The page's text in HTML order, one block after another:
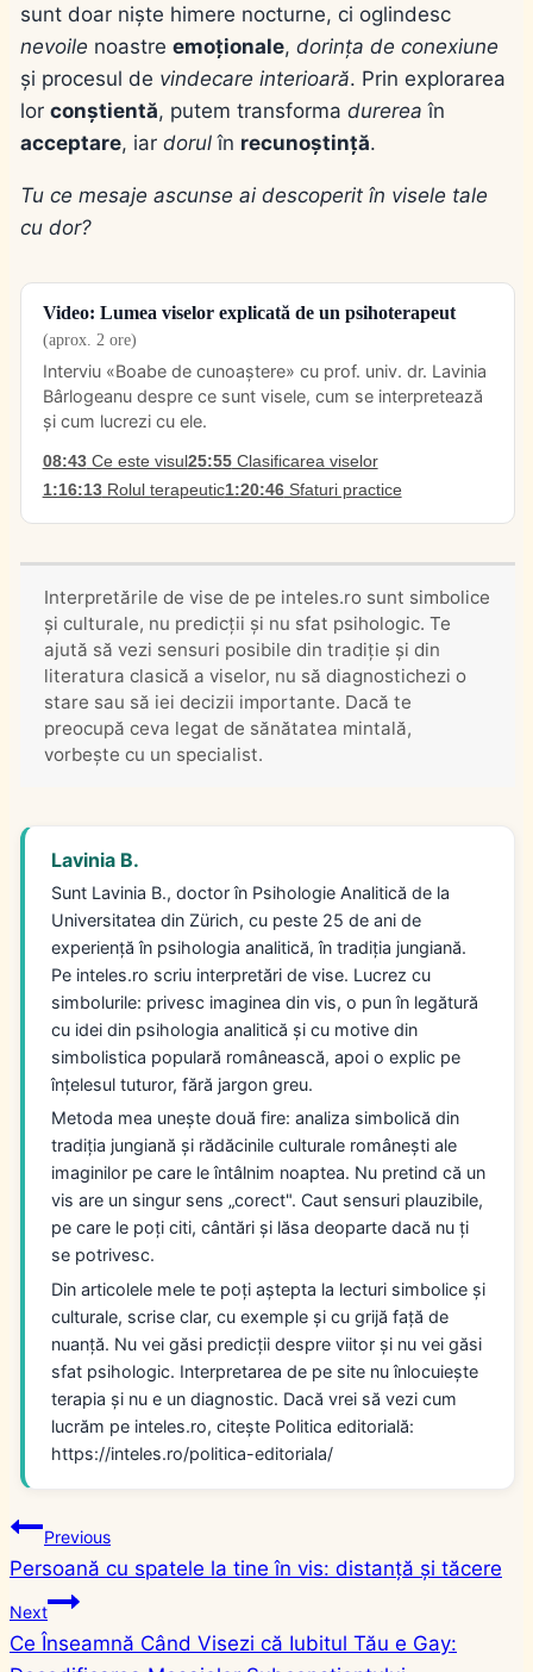
sunt doar niște himere nocturne, ci oglindesc
nevoile noastre emoționale, dorința de conexiune
și procesul de vindecare interioară. Prin explorarea
lor conștientă, putem transforma durerea în
acceptare, iar dorul în recunoștință.
Tu ce mesaje ascunse ai descoperit în visele tale
cu dor?
Video: Lumea viselor explicată de un psihoterapeut
(aprox. 2 ore)
Interviu «Boabe de cunoaștere» cu prof. univ. dr. Lavinia
Bârlogeanu despre ce sunt visele, cum se interpretează
și cum lucrezi cu ele.
08:43Ce este visul25:55Clasificarea viselor
1:16:13Rolul terapeutic1:20:46Sfaturi practice
Interpretările de vise de pe inteles.ro sunt simbolice
și culturale, nu predicții și nu sfat psihologic. Te
ajută să vezi sensuri posibile din tradiție și din
literatura clasică a viselor, nu să diagnostichezi o
stare sau să iei decizii importante. Dacă te
preocupă ceva legat de sănătatea mintală,
vorbește cu un specialist.
Lavinia B.
Sunt Lavinia B., doctor în Psihologie Analitică de la
Universitatea din Zürich, cu peste 25 de ani de
experiență în psihologia analitică, în tradiția jungiană.
Pe inteles.ro scriu interpretări de vise. Lucrez cu
simbolurile: privesc imaginea din vis, o pun în legătură
cu idei din psihologia analitică și cu motive din
simbolistica populară românească, apoi o explic pe
înțelesul tuturor, fără jargon greu.
Metoda mea unește două fire: analiza simbolică din
tradiția jungiană și rădăcinile culturale românești ale
imaginilor pe care le întâlnim noaptea. Nu pretind că un
vis are un singur sens „corect". Caut sensuri plauzibile,
pe care le poți citi, cântări și lăsa deoparte dacă nu ți
se potrivesc.
Din articolele mele te poți aștepta la lecturi simbolice și
culturale, scrise clar, cu exemple și cu grijă față de
nuanță. Nu vei găsi predicții despre viitor și nu vei găsi
sfat psihologic. Interpretarea de pe site nu înlocuiește
terapia și nu e un diagnostic. Dacă vrei să vezi cum
lucrăm pe inteles.ro, citește Politica editorială:
https://inteles.ro/politica-editoriala/
Navigare
în
articole
Previous
Persoană cu spatele la tine în vis: distanță și tăcere
Next
Ce Înseamnă Când Visezi că Iubitul Tău e Gay: